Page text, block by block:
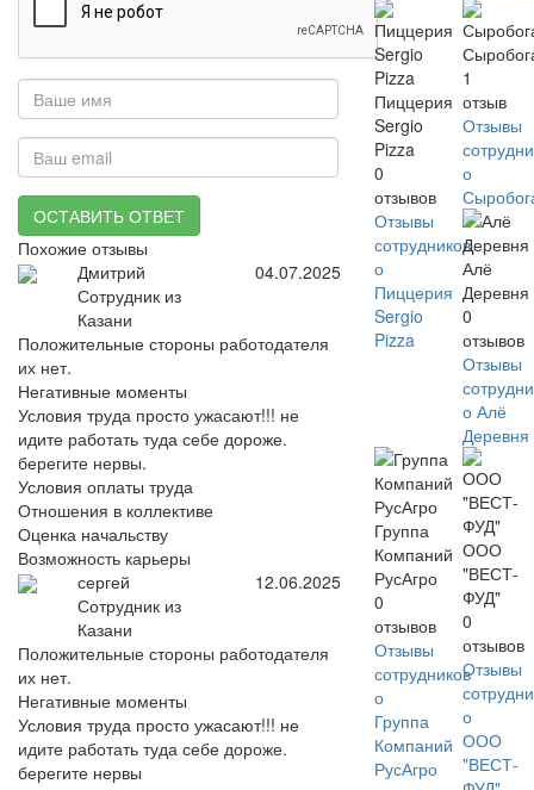
ОСТАВИТЬ ОТВЕТ
Похожие отзывы
Дмитрий
Сотрудник из
Казани
04.07.2025
Положительные стороны работодателя
их нет.
Негативные моменты
Условия труда просто ужасают!!! не
идите работать туда себе дороже.
берегите нервы.
Условия оплаты труда
Отношения в коллективе
Оценка начальству
Возможность карьеры
сергей
Сотрудник из
Казани
12.06.2025
Положительные стороны работодателя
их нет.
Негативные моменты
Условия труда просто ужасают!!! не
идите работать туда себе дороже.
берегите нервы
Пиццерия
Sergio
Pizza
0
отзывов
Отзывы
сотрудников
о
Пиццерия
Sergio
Pizza
1
отзыв
Отзывы
о
Алё
Деревня
0
отзывов
Отзывы
о Алё
Деревня
Группа
Компаний
РусАгро
0
отзывов
Отзывы
сотрудников
о
Группа
Компаний
РусАгро
ООО
"ВЕСТ-
ФУД"
0
отзывов
Отзывы
о
ООО
"ВЕСТ-